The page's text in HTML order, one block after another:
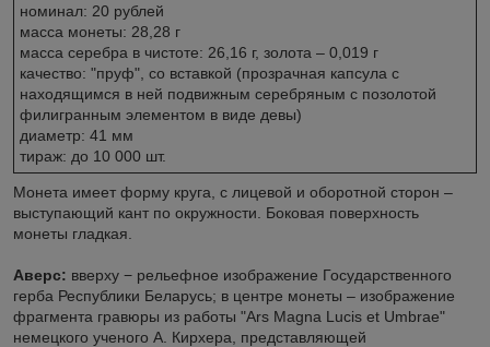
номинал: 20 рублей
масса монеты: 28,28 г
масса серебра в чистоте: 26,16 г, золота – 0,019 г
качество: "пруф", со вставкой (прозрачная капсула с
находящимся в ней подвижным серебряным с позолотой
филигранным элементом в виде девы)
диаметр: 41 мм
тираж: до 10 000 шт.
Монета имеет форму круга, с лицевой и оборотной сторон –
выступающий кант по окружности. Боковая поверхность
монеты гладкая.
Аверс: вверху − рельефное изображение Государственного
герба Республики Беларусь; в центре монеты – изображение
фрагмента гравюры из работы "Ars Magna Lucis et Umbrae"
немецкого ученого А. Кирхера, представляющей